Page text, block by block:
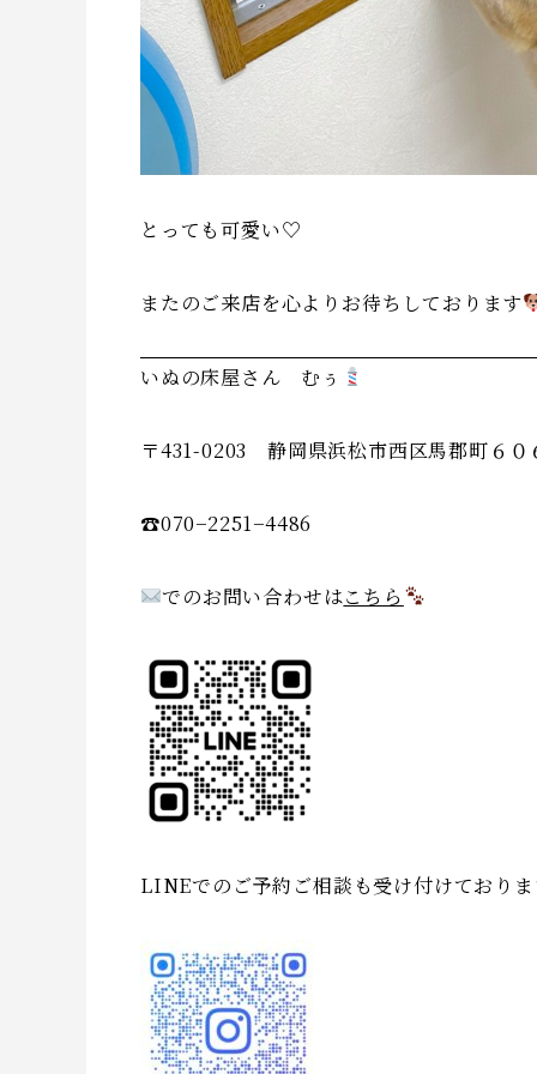
とっても可愛い♡
またのご来店を心よりお待ちしております
いぬの床屋さん むぅ
〒431-0203 静岡県浜松市西区馬郡町６０
☎︎070−2251−4486
でのお問い合わせはこちら
LINEでのご予約ご相談も受け付けており